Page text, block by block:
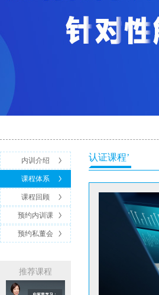
内训介绍
课程体系
课程回顾
预约内训课
预约私董会
推荐课程
认证课程’